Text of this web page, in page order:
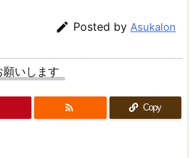
 Posted by Asukalon
願いします
 Copy